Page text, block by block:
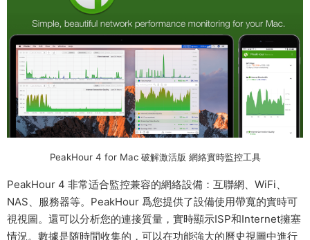
PeakHour 4 for Mac 破解激活版 網絡實時監控工具
PeakHour 4 非常适合監控兼容的網絡設備：互聯網、WiFi、
NAS、服務器等。PeakHour 爲您提供了設備使用帶寬的實時可
視視圖。還可以分析您的連接質量，實時顯示ISP和Internet擁塞
情況。數據是随時間收集的，可以在功能強大的曆史視圖中進行